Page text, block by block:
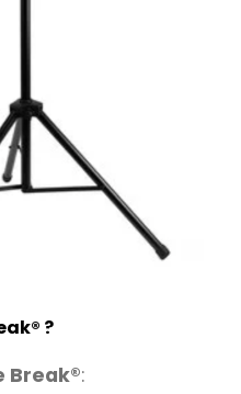
® ?
Break®: